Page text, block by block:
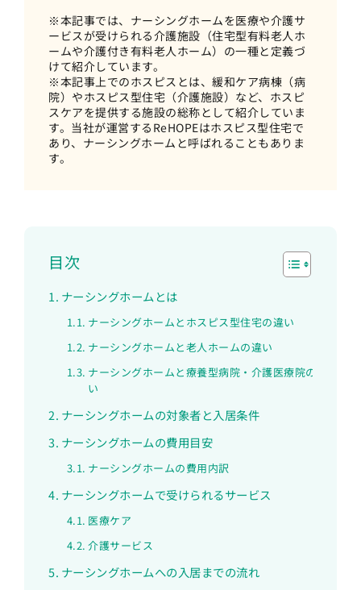
※本記事では、ナーシングホームを医療や介護サ
ービスが受けられる介護施設（住宅型有料老人ホ
ームや介護付き有料老人ホーム）の一種と定義づ
けて紹介しています。
※本記事上でのホスピスとは、緩和ケア病棟（病
院）やホスピス型住宅（介護施設）など、ホスピ
スケアを提供する施設の総称として紹介していま
す。当社が運営するReHOPEはホスピス型住宅で
あり、ナーシングホームと呼ばれることもありま
す。
目次
ナーシングホームとは
ナーシングホームとホスピス型住宅の違い
ナーシングホームと老人ホームの違い
ナーシングホームと療養型病院・介護医療院の違
い
ナーシングホームの対象者と入居条件
ナーシングホームの費用目安
ナーシングホームの費用内訳
ナーシングホームで受けられるサービス
医療ケア
介護サービス
ナーシングホームへの入居までの流れ